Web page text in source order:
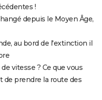
!
depuis le Moyen Âge,
au bord de l'extinction il
vitesse ? Ce que vous
de prendre la route des